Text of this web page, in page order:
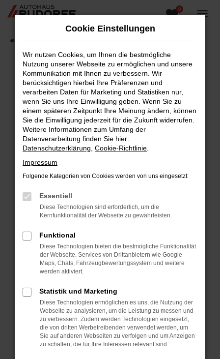
Zum
0
Fehler: Network Error
Beim Laden ist ein Fehler aufgetreten.
Hier sind ein paar Tipps, die dir helfen können:
Überprüfe deine Firewall und deine
Internetverbindung.
Laden andere Webseiten, zum Beispiel deine
Suchmaschine?
Prüfe deine Browsererweiterungen.
Manche Erweiterungen, wie Werbeblocker,
können das Laden bestimmter Seiten
verhindern. Funktioniert die Seite in einem
Fenster?
Starte dein Gerät neu.
Das kann manchmal helfen, vorübergehende
Probleme zu beheben.
Betriebssystem auf dem neuesten Stand
sind.
Veraltete Software birgt nicht nur ein
Sicherheitsrisiko, sondern kann auch dazu
führen, dass bestimmte Funktionen nicht mehr
unterstützt werden.
Cookie Einstellungen
Wir nutzen Cookies, um Ihnen die bestmögliche
Nutzung unserer Webseite zu ermöglichen und unsere
Kommunikation mit Ihnen zu verbessern. Wir
berücksichtigen hierbei Ihre Präferenzen und
verarbeiten Daten für Marketing und Statistiken nur,
wenn Sie uns Ihre Einwilligung geben. Wenn Sie zu
einem späteren Zeitpunkt Ihre Meinung ändern, können
Sie die Einwilligung jederzeit für die Zukunft widerrufen.
Weitere Informationen zum Umfang der
Datenverarbeitung finden Sie hier:
Datenschutzerklärung Cookie-Richtlinie
Impressum
Folgende Kategorien von Cookies werden von uns eingesetzt:
Essentiell
Diese Technologien sind erforderlich, um die
Kernfunktionalität der Webseite zu gewährleisten.
Funktional
Diese Technologien bieten die bestmögliche Funktionalität
der Webseite. Services von Drittanbietern wie Google
Maps, Chats, Fahrzeugbewertungssystem und weitere
werden aktiviert.
Statistik und Marketing
Diese Technologien ermöglichen es uns, die Nutzung der
Webseite zu analysieren, um die Leistung zu messen und
zu verbessern. Zudem werden Technologien eingesetzt,
die von dritten Werbetreibenden verwendet werden, um
Sie auf anderen Webseiten zu verfolgen und um Anzeigen
zu schalten, die für Ihre Interessen relevant sind.